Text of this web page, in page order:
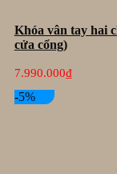
Khóa vân tay hai
cửa cổng)
7.990.000₫
-5%